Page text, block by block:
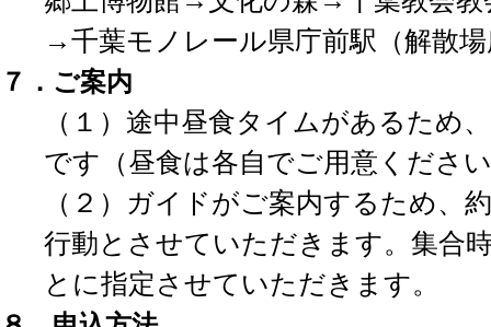
→千葉モノレール県庁前駅（解散
７．ご案内
（１）途中昼食タイムがあるため
です（昼食は各自でご用意くださ
（２）ガイドがご案内するため、
行動とさせていただきます。 集合
とに指定させていただきます。